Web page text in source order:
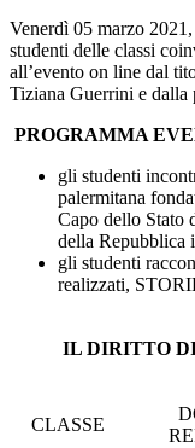
Venerdì 05 marzo
studenti delle classi
all’evento on line dal
Tiziana Guerrini e dalla
PROGRAMMA
gli studenti
palermitana
Capo dello Stato
della Repubblica
gli studenti
realizzati,
IL DIRITTO
CLASSE